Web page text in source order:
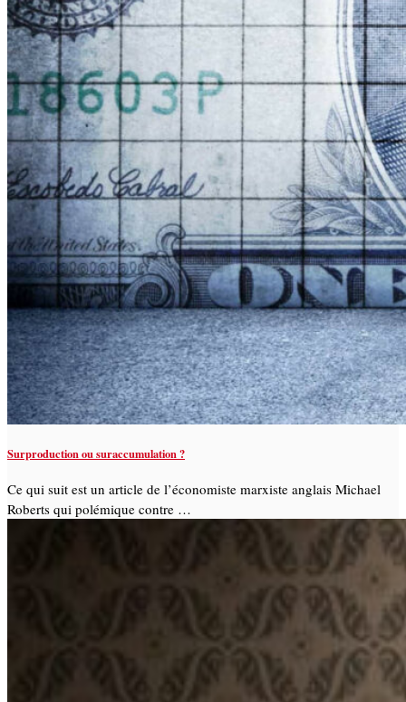
Surproduction ou suraccumulation ?
Ce qui suit est un article de l’économiste marxiste anglais Michael
Roberts qui polémique contre …